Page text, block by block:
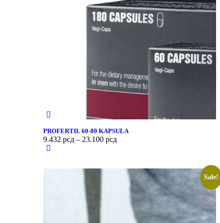
PROFERTIL 60-80 KAPSULA
9.432 рсд – 23.100 рсд
Sale!